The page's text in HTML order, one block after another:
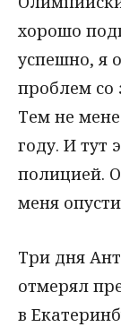
хорошо
успешно, я
проблем со
Тем не
году. И тут
полицией.
меня
Три дня
отмерял
в